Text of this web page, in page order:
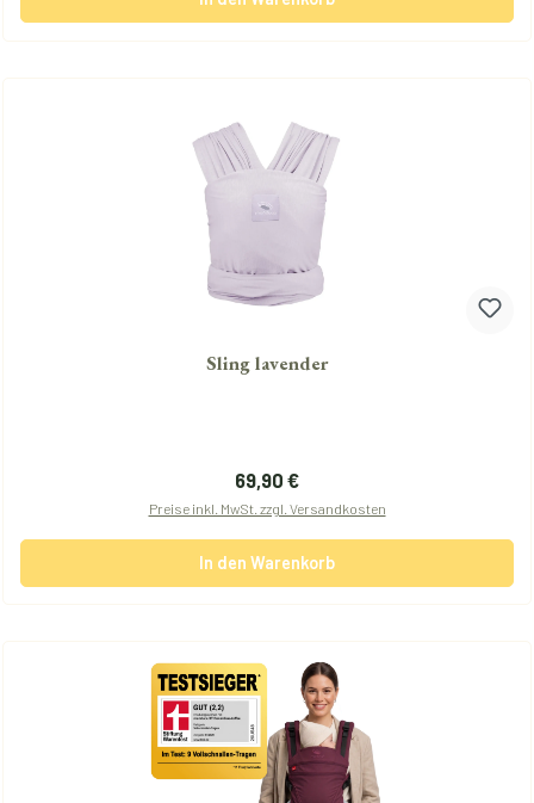
Sling lavender
Regulärer Preis:
69,90 €
Preise inkl. MwSt. zzgl. Versandkosten
In den Warenkorb